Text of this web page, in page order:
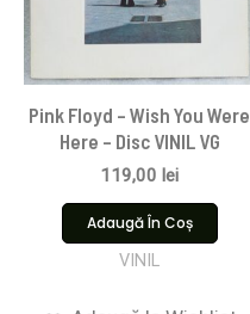
Pink Floyd ‎– Wish You Were
Here – Disc VINIL VG
119,00 lei
Adaugă În Coș
VINIL